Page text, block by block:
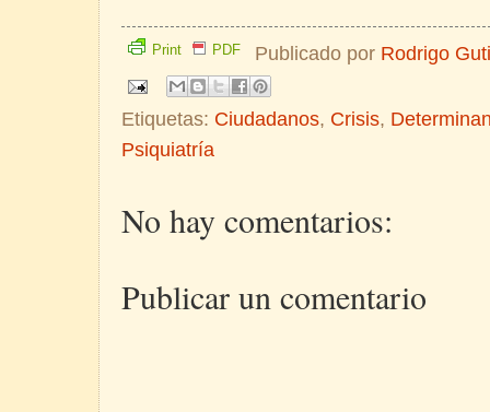
Print PDF Publicado por Rodrigo
Etiquetas: Ciudadanos, Crisis,
Psiquiatría
No hay comentarios:
Publicar un comentario